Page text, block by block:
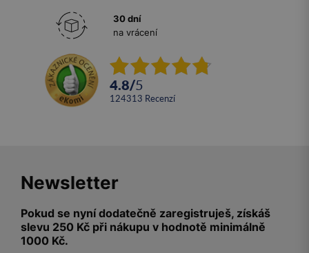
30 dní
na vrácení
4.8/5
124313 recenzí
Newsletter
Pokud se nyní dodatečně zaregistruješ, získáš
slevu 250 Kč při nákupu v hodnotě minimálně
1000 Kč.